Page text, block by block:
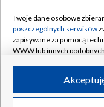
Rada Programowa
System NOS
Informacje o
Program dla prasy
©2026
Twoje dane osobowe
poszczególnych serwisów
zapisywane za pomocą
WWW lub innych
ruchu w Internecie.